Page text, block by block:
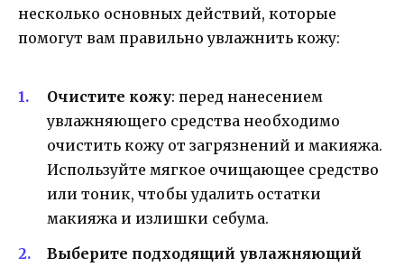
несколько основных действий, которые
помогут вам правильно увлажнить кожу:
Очистите кожу: перед нанесением
увлажняющего средства необходимо
очистить кожу от загрязнений и макияжа.
Используйте мягкое очищающее средство
или тоник, чтобы удалить остатки
макияжа и излишки себума.
Выберите подходящий увлажняющий